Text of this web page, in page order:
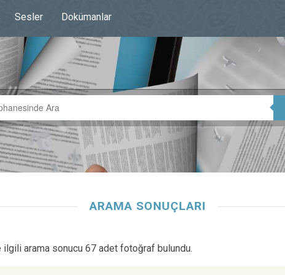
Sesler Dokümanlar
ARAMA SONUÇLARI
ilgili arama sonucu 67 adet fotoğraf bulundu.